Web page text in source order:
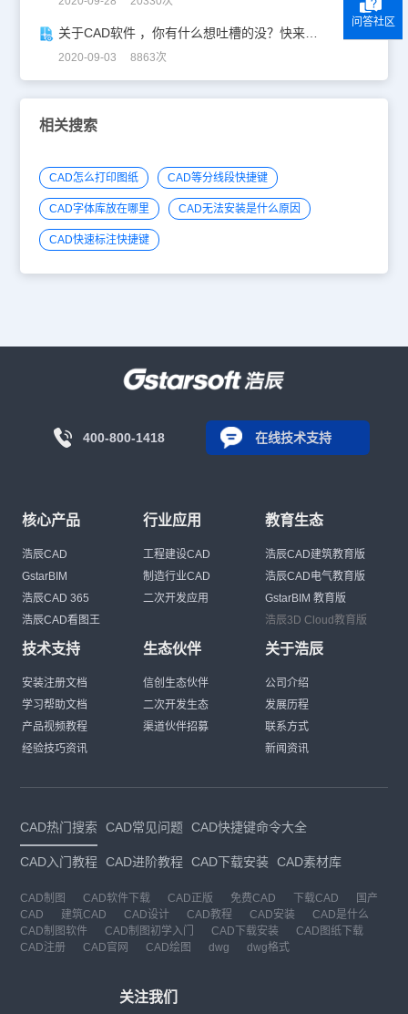
关于CAD软件 ，你有什么想吐槽的没？快来这里！
2020-09-03 8863次
相关搜索
CAD怎么打印图纸 CAD等分线段快捷键
CAD字体库放在哪里 CAD无法安装是什么原因
CAD快速标注快捷键
400-800-1418 在线技术支持
核心产品
浩辰CAD
GstarBIM
浩辰CAD 365
浩辰CAD看图王
行业应用
工程建设CAD
制造行业CAD
二次开发应用
教育生态
浩辰CAD建筑教育版
浩辰CAD电气教育版
GstarBIM 教育版
浩辰3D Cloud教育版
技术支持
安装注册文档
学习帮助文档
产品视频教程
经验技巧资讯
生态伙伴
信创生态伙伴
二次开发生态
渠道伙伴招募
关于浩辰
公司介绍
发展历程
联系方式
新闻资讯
CAD热门搜索 CAD常见问题 CAD快捷键命令大全
CAD入门教程 CAD进阶教程 CAD下载安装 CAD素材库
CAD制图 CAD软件下载 CAD正版 免费CAD 下载CAD
国产
CAD
建筑CAD CAD设计 CAD教程 CAD安装
CAD是什么
CAD制图软件
CAD制图初学入门 CAD下载安装
CAD图纸下载
CAD注册
CAD官网 CAD绘图 dwg dwg格式
关注我们
问答社区